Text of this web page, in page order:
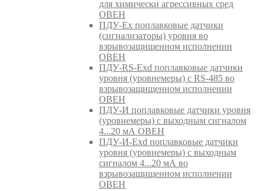
для химически агрессивных сред
ОВЕН
ПДУ-Ex поплавковые датчики
(сигнализаторы) уровня во
взрывозащищенном исполнении
ОВЕН
ПДУ-RS-Exd поплавковые датчики
уровня (уровнемеры) с RS-485 во
взрывозащищенном исполнении
ОВЕН
ПДУ-И поплавковые датчики уровня
(уровнемеры) с выходным сигналом
4...20 мА ОВЕН
ПДУ-И-Exd поплавковые датчики
уровня (уровнемеры) с выходным
сигналом 4...20 мА во
взрывозащищенном исполнении
ОВЕН